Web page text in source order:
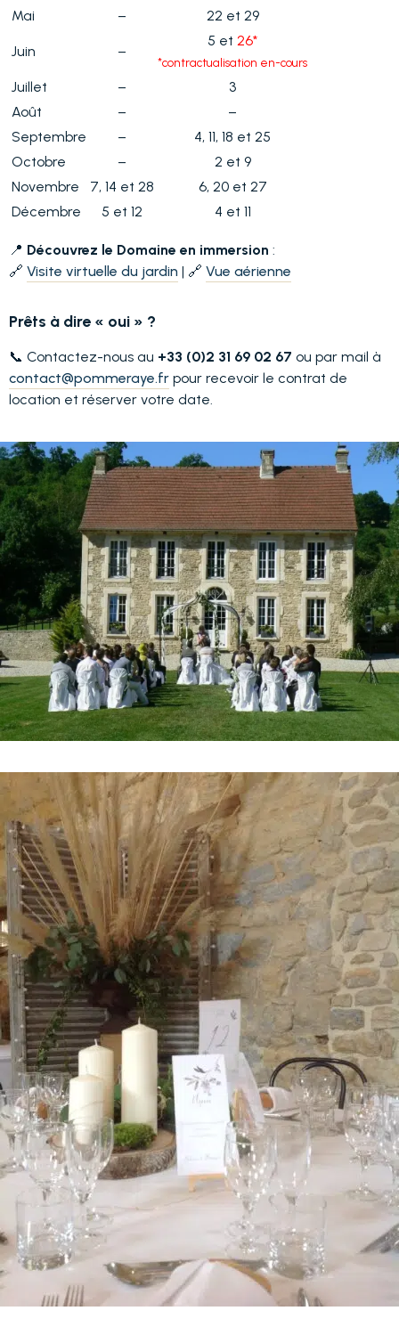
Mai – 22 et 29
Juin –
5 et 26*
*contractualisation en-cours
Juillet –
3
Août
–
–
Septembre
–
4, 11, 18 et 25
Octobre
–
2 et 9
Novembre
7, 14 et 28
6, 20 et 27
Décembre
5 et 12 4 et 11
📍 Découvrez le Domaine en immersion :
🔗 Visite virtuelle du jardin | 🔗 Vue aérienne
Prêts à dire « oui » ?
📞 Contactez-nous au +33 (0)2 31 69 02 67 ou par mail à
contact@pommeraye.fr pour recevoir le contrat de
location et réserver votre date.